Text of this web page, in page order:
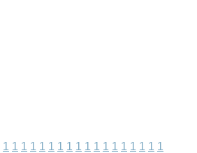
1 1 1 1 1 1 1 1 1 1 1 1 1 1 1 1 1 1